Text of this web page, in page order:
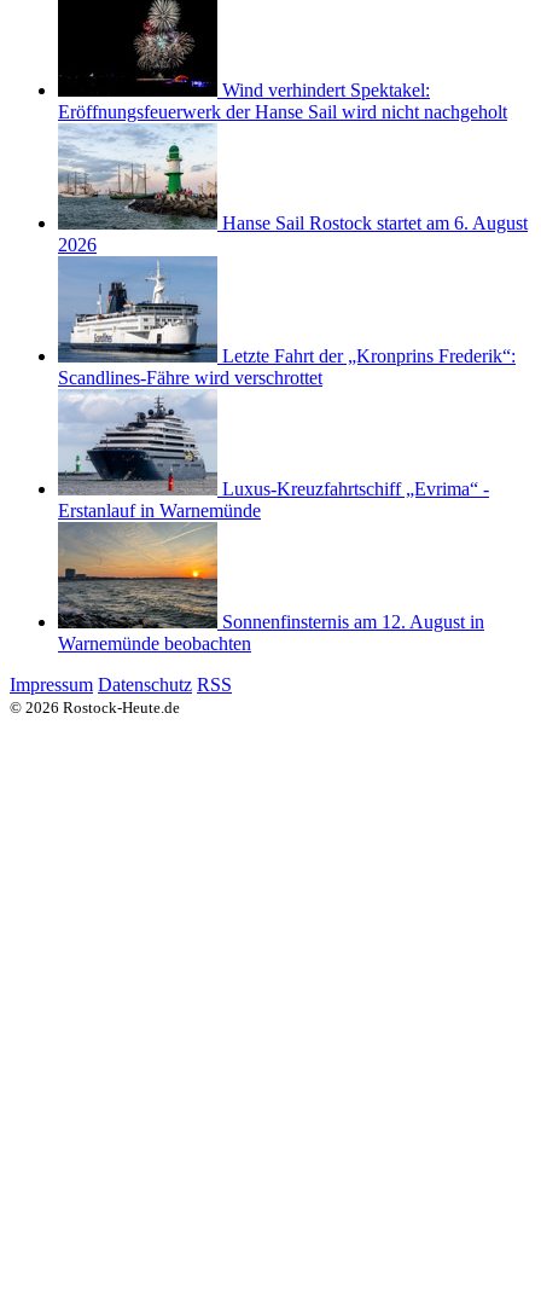
Wind verhindert Spektakel:
Eröffnungsfeuerwerk der Hanse Sail wird nicht nachgeholt
Hanse Sail Rostock startet am 6. August
2026
Letzte Fahrt der „Kronprins Frederik“:
Scandlines-Fähre wird verschrottet
Luxus-Kreuzfahrtschiff „Evrima“ -
Erstanlauf in Warnemünde
Sonnenfinsternis am 12. August in
Warnemünde beobachten
Impressum Datenschutz RSS
© 2026 Rostock-Heute.de